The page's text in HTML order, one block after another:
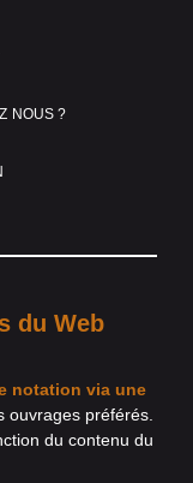
NOUS ?
du Web
notation via une
ouvrages préférés.
du contenu du